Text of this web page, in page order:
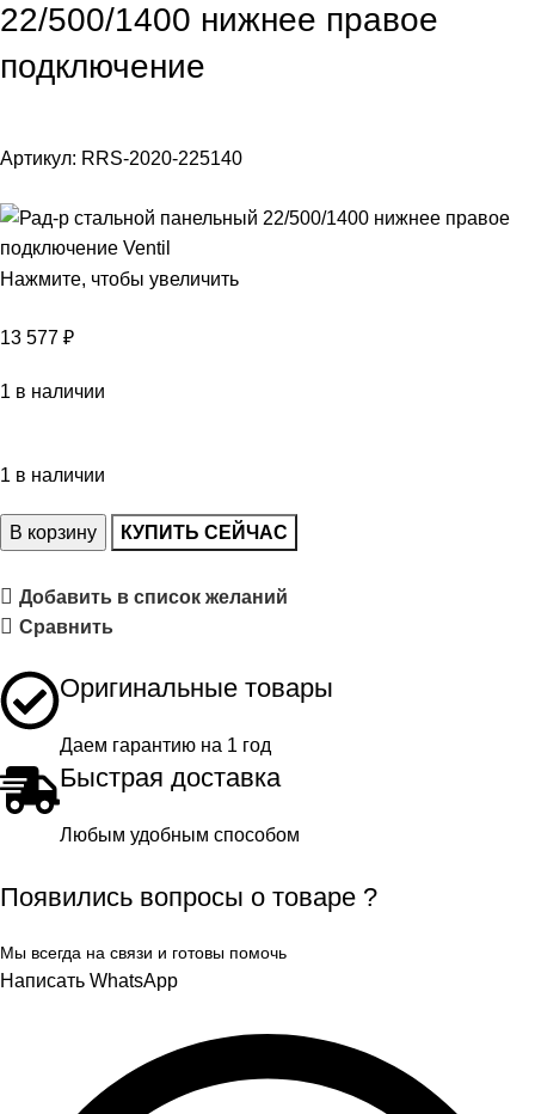
22/500/1400 нижнее правое
подключение
Артикул: RRS-2020-225140
Нажмите, чтобы увеличить
13 577 ₽
1 в наличии
1 в наличии
В корзину КУПИТЬ СЕЙЧАС
Добавить в список желаний
Сравнить
Оригинальные товары
Даем гарантию на 1 год
Быстрая доставка
Любым удобным способом
Появились вопросы о товаре ?
Мы всегда на связи и готовы помочь
Написать WhatsApp